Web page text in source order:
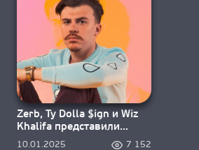
Zerb, Ty Dolla $ign и Wiz
Khalifa представили
«Location»
10.01.2025 7 152